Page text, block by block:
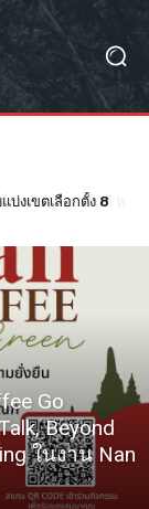
ว กปน. ทันที หลัง
Go
Beyond
ในงาน Nan